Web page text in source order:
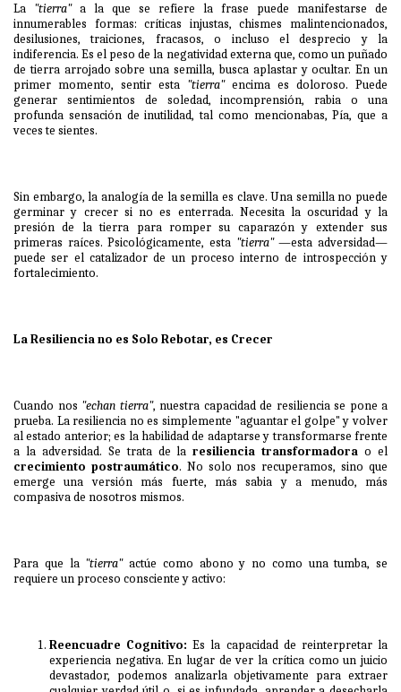
La "tierra"a la que se refiere la frase puede manifestarse de
innumerables formas: críticas injustas, chismes malintencionados,
desilusiones, traiciones, fracasos, o incluso el desprecio y la
indiferencia. Es el peso de la negatividad externa que, como un puñado
de tierra arrojado sobre una semilla, busca aplastar y ocultar. En un
primer momento, sentir esta "tierra" encima es doloroso. Puede
generar sentimientos de soledad, incomprensión, rabia o una
profunda sensación de inutilidad, tal como mencionabas, Pía, que a
veces te sientes.
Sin embargo, la analogía de la semilla es clave. Una semilla no puede
germinar y crecer si no es enterrada. Necesita la oscuridad y la
presión de la tierra para romper su caparazón y extender sus
primeras raíces. Psicológicamente, esta "tierra"—esta adversidad—
puede ser el catalizador de un proceso interno de introspección y
fortalecimiento.
La Resiliencia no es Solo Rebotar, es Crecer
Cuando nos "echan tierra", nuestra capacidad de resiliencia se pone a
prueba. La resiliencia no es simplemente "aguantar el golpe" y volver
al estado anterior; es la habilidad de adaptarse y transformarse frente
a la adversidad. Se trata de laresiliencia transformadora o el
crecimiento postraumático. No solo nos recuperamos, sino que
emerge una versión más fuerte, más sabia y a menudo, más
compasiva de nosotros mismos.
Para que la "tierra"actúe como abono y no como una tumba, se
requiere un proceso consciente y activo:
Reencuadre Cognitivo: Es la capacidad de reinterpretar la
experiencia negativa. En lugar de ver la crítica como un juicio
devastador, podemos analizarla objetivamente para extraer